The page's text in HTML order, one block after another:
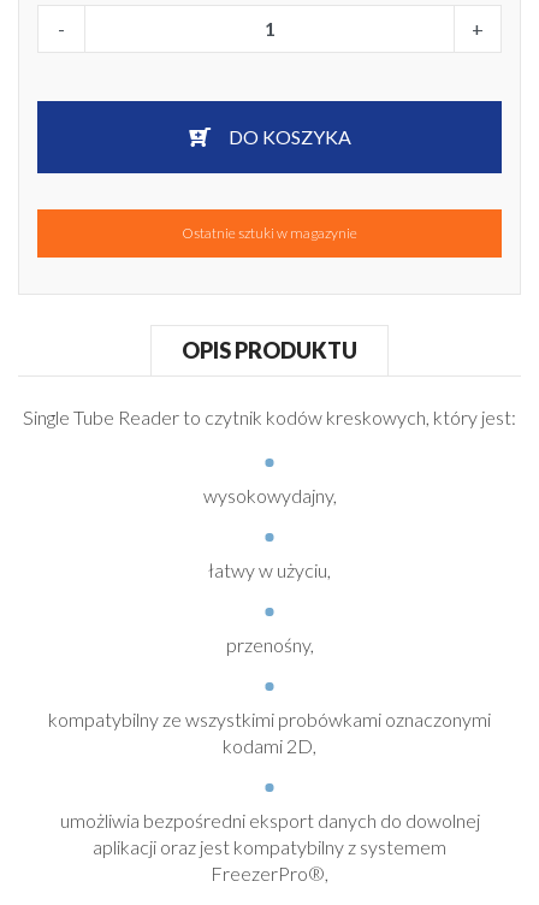
- +
DO KOSZYKA
Ostatnie sztuki w magazynie
OPIS PRODUKTU
Single Tube Reader to czytnik kodów kreskowych, który jest:
wysokowydajny,
łatwy w użyciu,
przenośny,
kompatybilny ze wszystkimi probówkami oznaczonymi
kodami 2D,
umożliwia bezpośredni eksport danych do dowolnej
aplikacji oraz jest kompatybilny z systemem
FreezerPro®,